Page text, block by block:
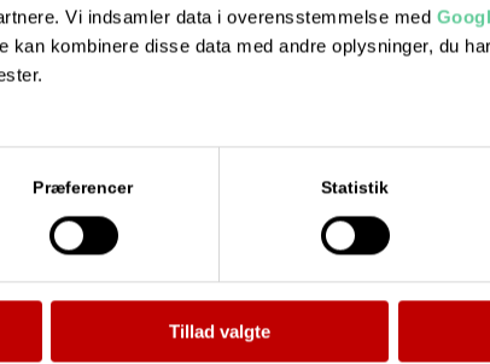
Vi indsamler data i overensstemmelse med
kan kombinere disse data med andre oplysninger, du
Præferencer Statistik
Tillad valgte